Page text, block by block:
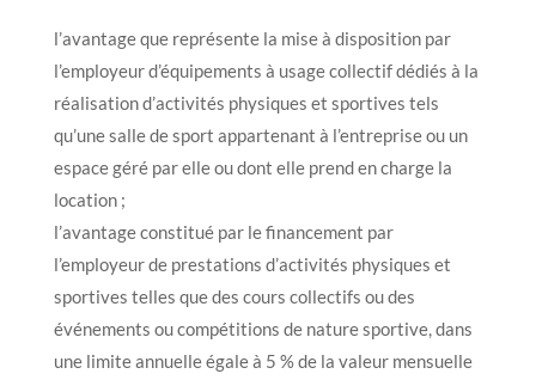
l’avantage que représente la mise à disposition par
l’employeur d’équipements à usage collectif dédiés à la
réalisation d’activités physiques et sportives tels
qu’une salle de sport appartenant à l’entreprise ou un
espace géré par elle ou dont elle prend en charge la
location ;
l’avantage constitué par le financement par
l’employeur de prestations d’activités physiques et
sportives telles que des cours collectifs ou des
événements ou compétitions de nature sportive, dans
une limite annuelle égale à 5 % de la valeur mensuelle